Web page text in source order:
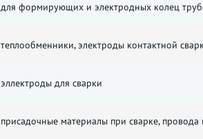
для формирующих и электродных колец
теплообменники, электроды контактной
эллектроды для сварки
присадочные материалы при сварке, провода